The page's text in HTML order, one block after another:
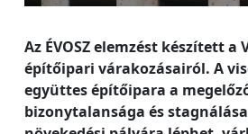
Az ÉVOSZ elemzést készített a
építőipari várakozásairól. A
együttes építőipara a
bizonytalansága és